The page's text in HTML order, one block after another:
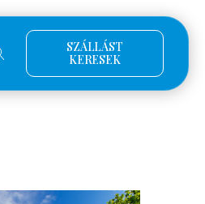
SZÁLLÁST
KERESEK